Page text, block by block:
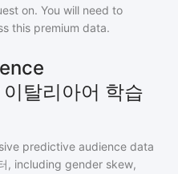
on. You will need to
this premium data.
탈리아어 학습
predictive audience data
, including gender skew,